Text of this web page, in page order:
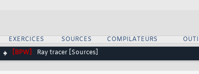
EXERCICES SOURCES COMPILATEURS
[BPW] Ray tracer [Sources]